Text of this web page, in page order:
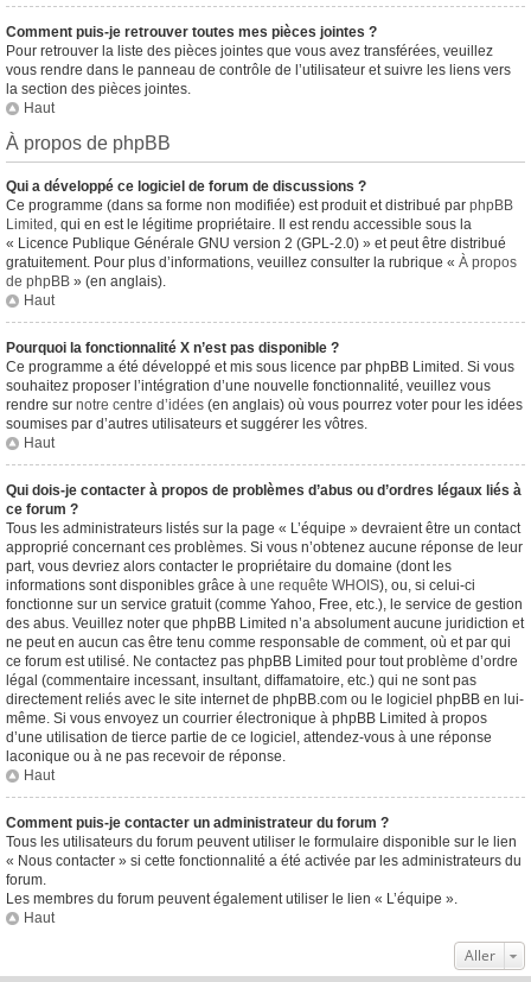
Comment puis-je retrouver toutes mes pièces jointes ?
Pour retrouver la liste des pièces jointes que vous avez transférées, veuillez
vous rendre dans le panneau de contrôle de l’utilisateur et suivre les liens vers
la section des pièces jointes.
Haut
À propos de phpBB
Qui a développé ce logiciel de forum de discussions ?
Ce programme (dans sa forme non modifiée) est produit et distribué par phpBB
Limited , qui en est le légitime propriétaire. Il est rendu accessible sous la
« Licence Publique Générale GNU version 2 (GPL-2.0) » et peut être distribué
gratuitement. Pour plus d’informations, veuillez consulter la rubrique « À propos
de phpBB » (en anglais).
Haut
Pourquoi la fonctionnalité X n’est pas disponible ?
Ce programme a été développé et mis sous licence par phpBB Limited. Si vous
souhaitez proposer l’intégration d’une nouvelle fonctionnalité, veuillez vous
rendre sur notre centre d’idées (en anglais) où vous pourrez voter pour les idées
soumises par d’autres utilisateurs et suggérer les vôtres.
Haut
Qui dois-je contacter à propos de problèmes d’abus ou d’ordres légaux liés à
ce forum ?
Tous les administrateurs listés sur la page « L’équipe » devraient être un contact
approprié concernant ces problèmes. Si vous n’obtenez aucune réponse de leur
part, vous devriez alors contacter le propriétaire du domaine (dont les
informations sont disponibles grâce à une requête WHOIS), ou, si celui-ci
fonctionne sur un service gratuit (comme Yahoo, Free, etc.), le service de gestion
des abus. Veuillez noter que phpBB Limited n’a absolument aucune juridiction et
ne peut en aucun cas être tenu comme responsable de comment, où et par qui
ce forum est utilisé. Ne contactez pas phpBB Limited pour tout problème d’ordre
légal (commentaire incessant, insultant, diffamatoire, etc.) qui ne sont pas
directement reliés avec le site internet de phpBB.com ou le logiciel phpBB en lui-
même. Si vous envoyez un courrier électronique à phpBB Limited à propos
d’une utilisation de tierce partie de ce logiciel, attendez-vous à une réponse
laconique ou à ne pas recevoir de réponse.
Haut
Comment puis-je contacter un administrateur du forum ?
Tous les utilisateurs du forum peuvent utiliser le formulaire disponible sur le lien
« Nous contacter » si cette fonctionnalité a été activée par les administrateurs du
forum.
Les membres du forum peuvent également utiliser le lien « L’équipe ».
Haut
Aller